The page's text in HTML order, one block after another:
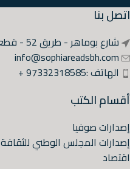
اتصل بنا
شارع بوماهر - طريق 52 - قطعة 215 - مكتب 44 المحرق
info@sophiareadsbh.com
الهاتف :97332318585 +
أقسام الكتب
إصدارات صوفيا
إصدارات المجلس الوطني للثقافة
اقتصاد